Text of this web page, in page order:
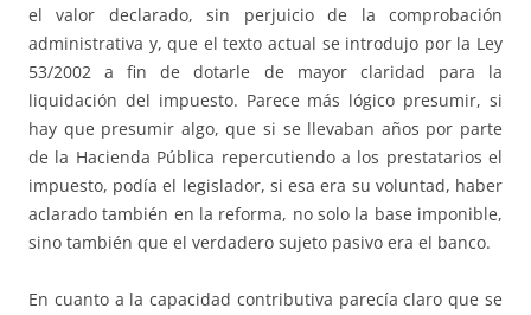
el valor declarado, sin perjuicio de la comprobación
administrativa y, que el texto actual se introdujo por la Ley
53/2002 a fin de dotarle de mayor claridad para la
liquidación del impuesto. Parece más lógico presumir, si
hay que presumir algo, que si se llevaban años por parte
de la Hacienda Pública repercutiendo a los prestatarios el
impuesto, podía el legislador, si esa era su voluntad, haber
aclarado también en la reforma, no solo la base imponible,
sino también que el verdadero sujeto pasivo era el banco.
En cuanto a la capacidad contributiva parecía claro que se